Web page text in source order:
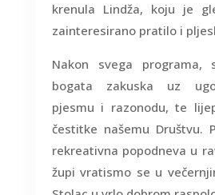
krenula Lindža, koju je
zainteresirano pratilo i
Nakon svega programa,
bogata zakuska uz
pjesmu i razonodu, te
čestitke našemu Društvu.
rekreativna popodneva u
župi vratismo se u